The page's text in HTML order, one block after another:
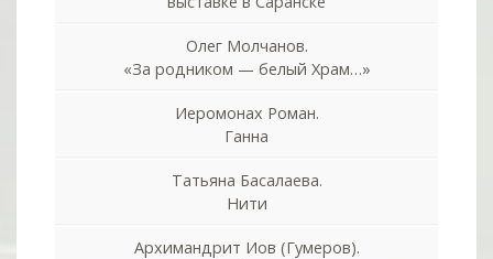
Олег Молчанов.
«За родником — белый Храм…»
Иеромонах Роман.
Ганна
Татьяна Басалаева.
Нити
Архимандрит Иов (Гумеров).